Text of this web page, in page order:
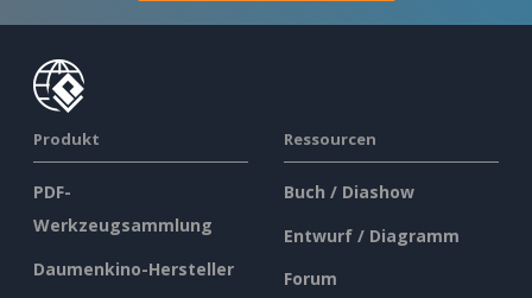
Produkt
PDF-
Werkzeugsammlung
Daumenkino-Hersteller
Ressourcen
Buch / Diashow
Entwurf / Diagramm
Forum